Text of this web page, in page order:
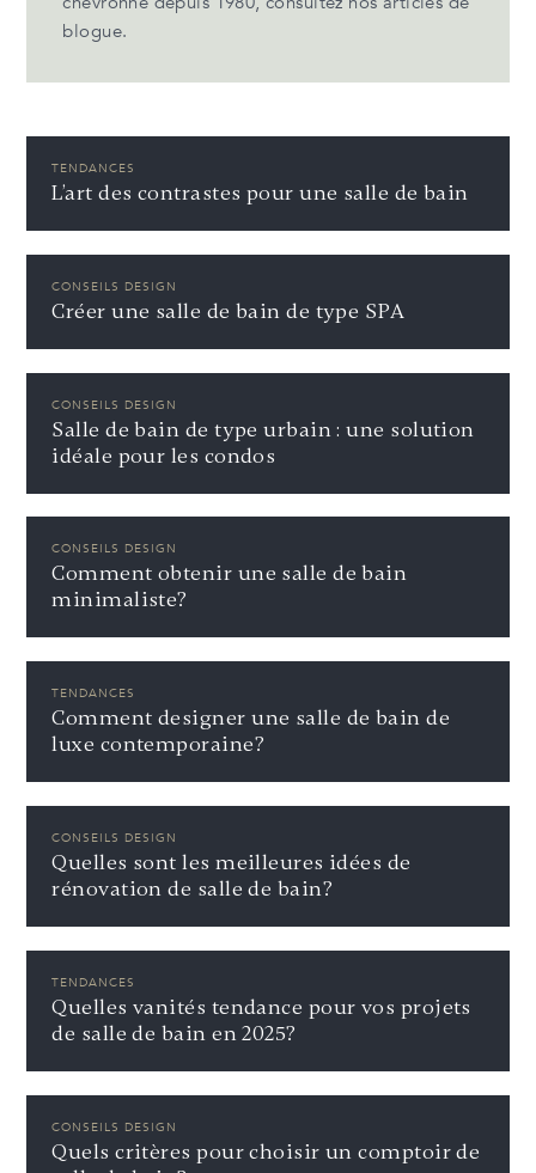
blogue.
TENDANCES
L’art des contrastes pour une salle de bain
CONSEILS DESIGN
Créer une salle de bain de type SPA
CONSEILS DESIGN
Salle de bain de type urbain : une solution
idéale pour les condos
CONSEILS DESIGN
Comment obtenir une salle de bain
minimaliste?
TENDANCES
Comment designer une salle de bain de
luxe contemporaine?
CONSEILS DESIGN
Quelles sont les meilleures idées de
rénovation de salle de bain?
TENDANCES
Quelles vanités tendance pour vos projets
de salle de bain en 2025?
CONSEILS DESIGN
Quels critères pour choisir un comptoir de